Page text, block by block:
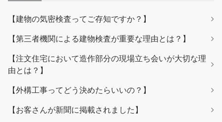
【建物の気密検査ってご存知ですか？】
【第三者機関による建物検査が重要な理由とは？】
【注文住宅において造作部分の現場立ち会いが大切な理
由とは？】
【外構工事ってどう決めたらいいの？】
【お客さんが新聞に掲載されました】